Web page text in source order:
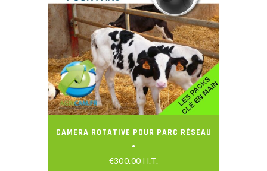
CAMERA ROTATIVE POUR PARC RÉSEAU
€300.00 H.T.